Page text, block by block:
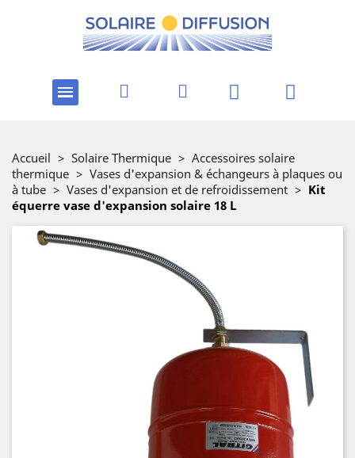
Accueil > Solaire Thermique > Accessoires solaire
thermique > Vases d'expansion & échangeurs à plaques ou
à tube > Vases d'expansion et de refroidissement > Kit
équerre vase d'expansion solaire 18 L